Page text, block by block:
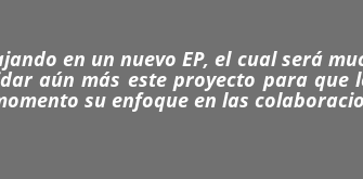
en un nuevo EP, el cual será
aún más este proyecto para
su enfoque en las